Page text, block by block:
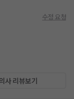
수정 요청
사 리뷰보기